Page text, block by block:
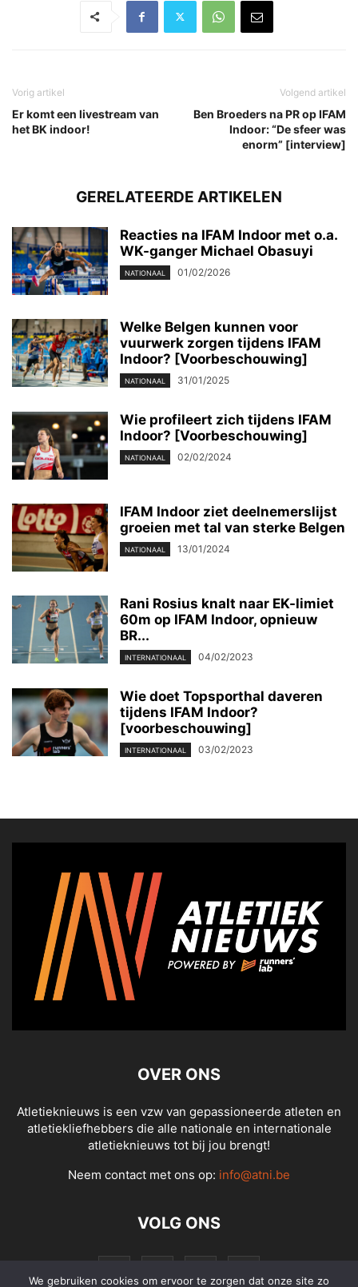
Vorig artikel
Er komt een livestream van
het BK indoor!
Volgend artikel
Ben Broeders na PR op IFAM
Indoor: “De sfeer was
enorm” [interview]
GERELATEERDE ARTIKELEN
Reacties na IFAM Indoor met o.a.
WK-ganger Michael Obasuyi
NATIONAAL 01/02/2026
Welke Belgen kunnen voor
vuurwerk zorgen tijdens IFAM
Indoor? [Voorbeschouwing]
NATIONAAL 31/01/2025
Wie profileert zich tijdens IFAM
Indoor? [Voorbeschouwing]
NATIONAAL 02/02/2024
IFAM Indoor ziet deelnemerslijst
groeien met tal van sterke Belgen
NATIONAAL 13/01/2024
Rani Rosius knalt naar EK-limiet
60m op IFAM Indoor, opnieuw
BR...
INTERNATIONAAL 04/02/2023
Wie doet Topsporthal daveren
tijdens IFAM Indoor?
[voorbeschouwing]
INTERNATIONAAL 03/02/2023
OVER ONS
Atletieknieuws is een vzw van gepassioneerde atleten en
atletiekliefhebbers die alle nationale en internationale
atletieknieuws tot bij jou brengt!
Neem contact met ons op: info@atni.be
VOLG ONS
We gebruiken cookies om ervoor te zorgen dat onze site zo